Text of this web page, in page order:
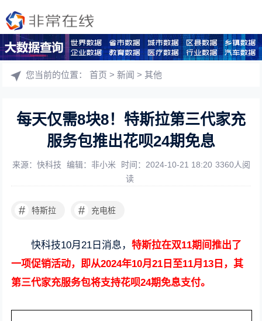
您当前的位置：首页 >新闻 >其他
每天仅需8块8！特斯拉第三代家充
服务包推出花呗24期免息
来源：快科技 编辑：非小米 时间：2024-10-21 18:20 3360人阅
读
# 特斯拉 # 充电桩
快科技10月21日消息，特斯拉在双11期间推出了
一项促销活动，即从2024年10月21日至11月13日，其
第三代家充服务包将支持花呗24期免息支付。